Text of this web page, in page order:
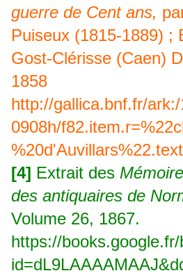
guerre de Cent ans,
Puiseux (1815-1889) ;
Gost-Clérisse (Caen)
1858
http://gallica.bnf.fr/
0908h/
[4] Extrait des
des antiquaires de
Volume 26, 1867.
https://